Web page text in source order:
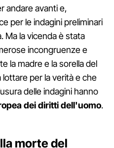
andare avanti e,
per le indagini preliminari
Ma la vicenda è stata
incongruenze e
la madre e la sorella del
per la verità e che
delle indagini hanno
dei diritti dell'uomo.
morte del